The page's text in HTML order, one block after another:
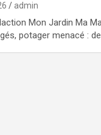
admin
Mon Jardin Ma
potager menacé :